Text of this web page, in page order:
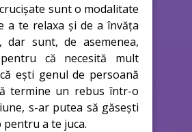
sunt o modalitate
a te relaxa și de a învăța
dar sunt, de asemenea,
că necesită mult
ești genul de persoană
termine un rebus într-o
s-ar putea să găsești
a te juca.